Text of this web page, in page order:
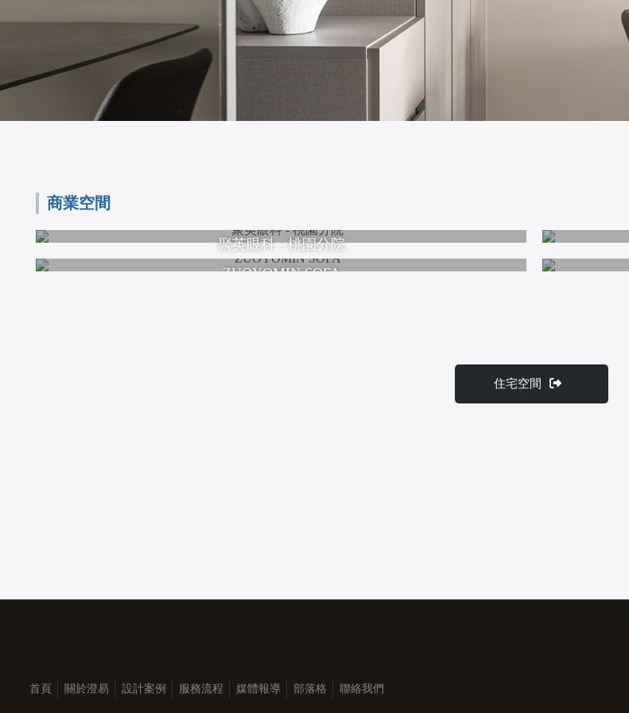
商業空間
聚英眼科 - 桃園分院
ZUOYOMIN SOFA
住宅空間
首頁 關於澄易 設計案例 服務流程 媒體報導 部落格 聯絡我們